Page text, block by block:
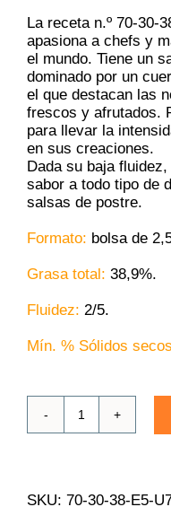
La receta n.º 70-30-
apasiona a chefs y
el mundo. Tiene un
dominado por un
el que destacan las
frescos y afrutados.
para llevar la
en sus creaciones.
Dada su baja
sabor a todo tipo de
salsas de postre.
Formato: bolsa de
Grasa total: 38,9%.
Fluidez: 2/5.
Mín. % Sólidos
Chocolate
30-
SKU: 70-30-38-E5-